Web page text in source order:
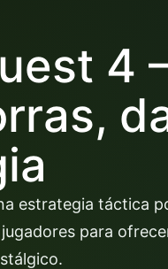
4
estrategia táctica
para